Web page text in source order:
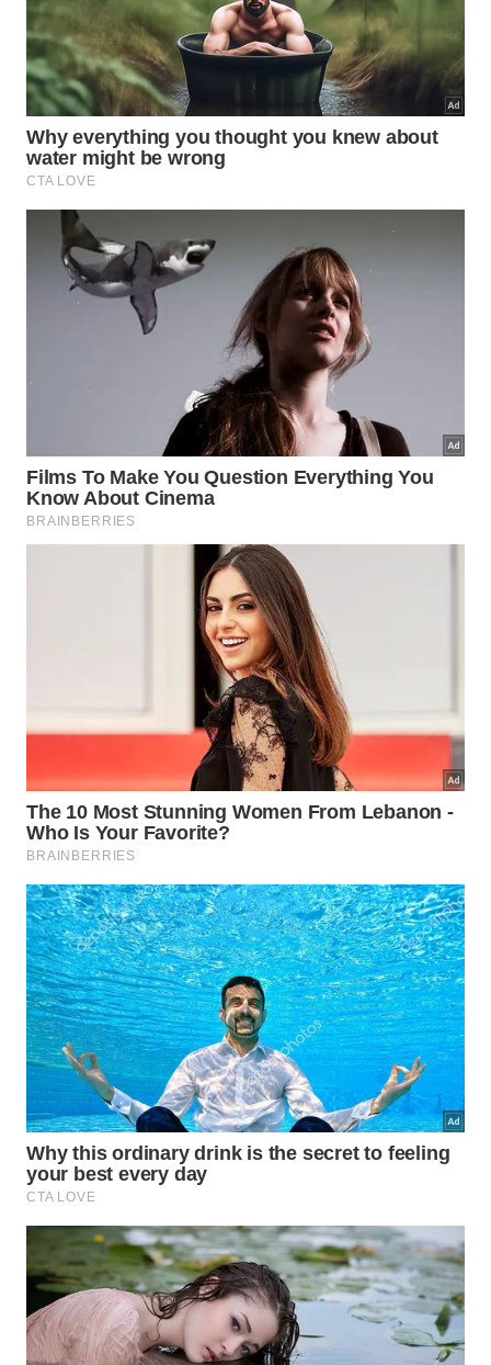
Foco em educação sobre conservação de aves
de rapina selvagens.
Espaço adaptado para residentes permanentes
que possuem lesões irreversíveis.
Programas interativos com o público para
conscientização ecológica comunitária.
Quais complicações de saúde
afetaram Aurora recentemente?
Mesmo adaptada à sua nova realidade, a águia
precisou enfrentar novos desafios médicos no ano
de dois mil e vinte e quatro. Os veterinários
identificaram a presença incômoda de grandes
localizados exatamente na sua
lesionada.
Ainda assim, o objetivo não é transformar Aurora em um
animal de estimação. Ela é um animal selvagem que vive
sob cuidados especializados porque seus ferimentos
tornaram impossível a liberação. -Créditos: Reprodução /
Christine's Critters Inc.
A equipe agiu rápido para assegurar a saúde da ave
através de intervenções cirúrgicas adequadas. Os
procedimentos médicos visavam eliminar o
desconforto, englobando ações que estão
detalhadas abaixo para restabelecer o seu bem-
estar corporale suarecuperação completa
Realização de uma amputação parcial da asa
esquerda afetada por nódulos.
Monitoramento constante pós-operatório para
evitar infecções ou complicações clínicas.
Adaptação do recinto para facilitar a